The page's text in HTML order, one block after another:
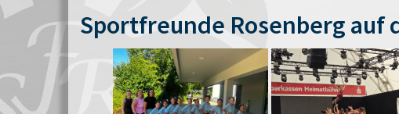
Sportfreunde Rosenberg auf